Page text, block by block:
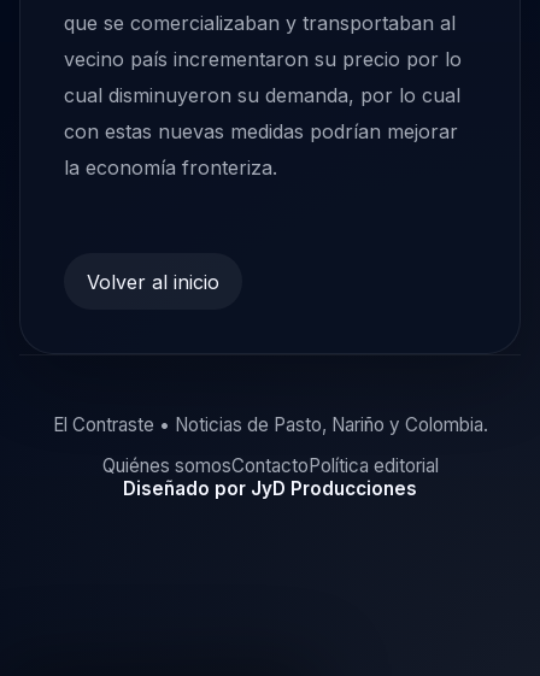
que se comercializaban y transportaban al
vecino país incrementaron su precio por lo
cual disminuyeron su demanda, por lo cual
con estas nuevas medidas podrían mejorar
la economía fronteriza.
Volver al inicio
El Contraste • Noticias de Pasto, Nariño y Colombia.
Quiénes somosContactoPolítica editorial
Diseñado por JyD Producciones